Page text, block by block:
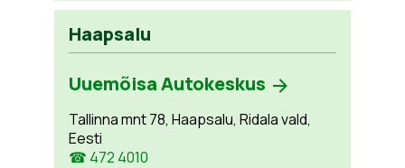
Haapsalu
Uuemõisa Autokeskus
Tallinna mnt 78, Haapsalu, Ridala vald,
Eesti
☎ 472 4010